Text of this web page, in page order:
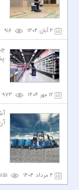
۴ آبان ۱۴۰۴
۱۲ مهر ۱۴۰۴
۴ مرداد ۱۴۰۴